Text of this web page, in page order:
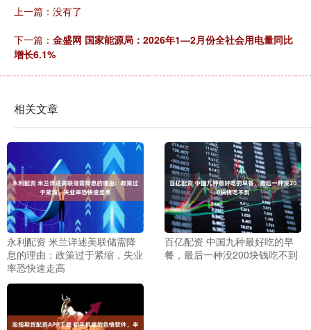
上一篇：没有了
下一篇： 金盛网 国家能源局：2026年1—2月份全社会用电量同比
增长6.1%
相关文章
永利配资 米兰详述美联储需降
息的理由：政策过于紧缩，失业
率恐快速走高
百亿配资 中国九种最好吃的早
餐，最后一种没200块钱吃不到